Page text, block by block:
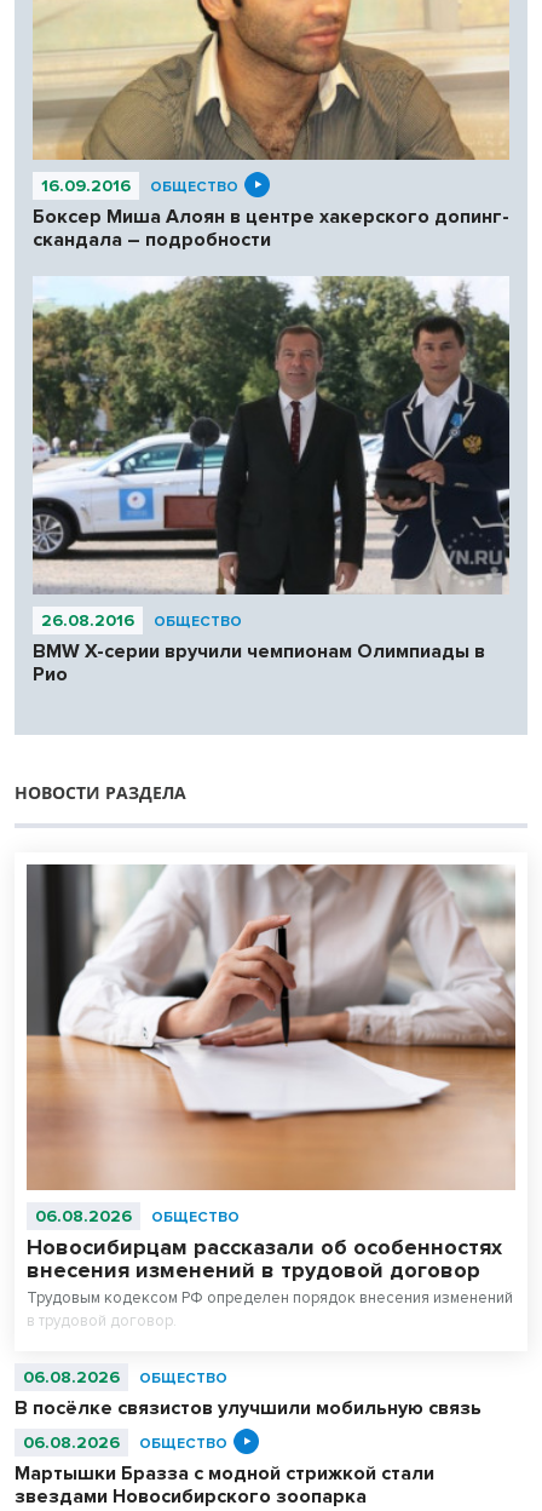
16.09.2016 ОБЩЕСТВО
Боксер Миша Алоян в центре хакерского допинг-
скандала – подробности
26.08.2016 ОБЩЕСТВО
BMW X-серии вручили чемпионам Олимпиады в
Рио
НОВОСТИ РАЗДЕЛА
06.08.2026 ОБЩЕСТВО
Новосибирцам рассказали об особенностях
внесения изменений в трудовой договор
Трудовым кодексом РФ определен порядок внесения изменений
в трудовой договор.
06.08.2026 ОБЩЕСТВО
В посёлке связистов улучшили мобильную связь
06.08.2026 ОБЩЕСТВО
Мартышки Бразза с модной стрижкой стали
звездами Новосибирского зоопарка